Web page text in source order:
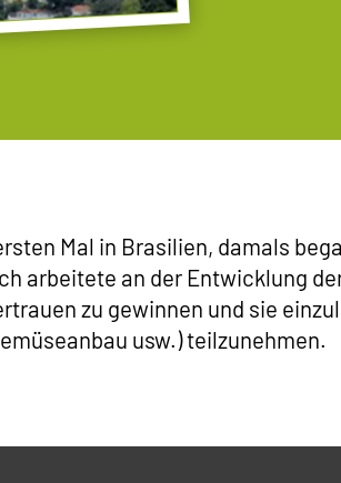
Mal in Brasilien, damals
arbeitete an der Entwicklung
zu gewinnen und sie
usw.) teilzunehmen.